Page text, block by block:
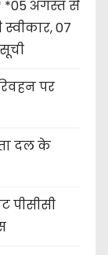
*05 अगस्त से
07
पर
दल के
पीसीसी